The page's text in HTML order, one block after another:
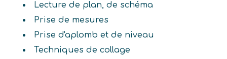
Lecture de plan, de schéma
Prise de mesures
Prise d'aplomb et de niveau
Techniques de collage